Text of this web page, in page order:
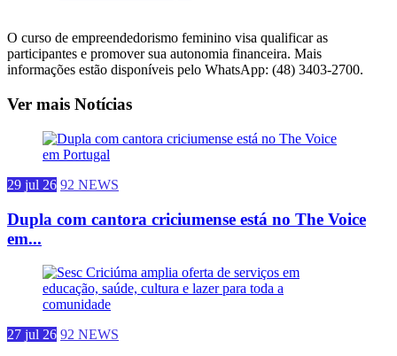
O curso de empreendedorismo feminino visa qualificar as
participantes e promover sua autonomia financeira. Mais
informações estão disponíveis pelo WhatsApp: (48) 3403-2700.
Ver mais Notícias
29 jul 26 92 NEWS
Dupla com cantora criciumense está no The Voice
em...
27 jul 26 92 NEWS